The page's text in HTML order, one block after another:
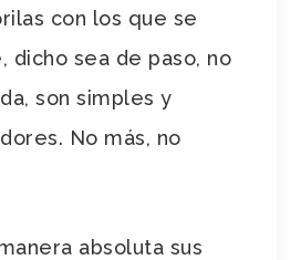
con los que se
dicho sea de paso, no
son simples y
No más, no
absoluta sus